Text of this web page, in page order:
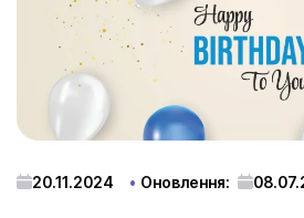
20.11.2024 Оновлення: